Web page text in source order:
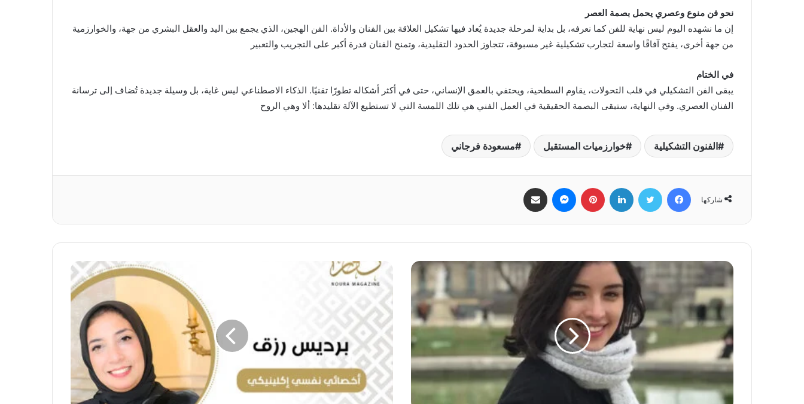
نحو فن منوع وعصري يحمل بصمة العصر
إن ما نشهده اليوم ليس نهاية للفن كما نعرفه، بل بداية لمرحلة جديدة يُعاد فيها تشكيل العلاقة بين الفنان والأداة. الفن الهجين، الذي يجمع بين اليد والعقل البشري من جهة، والخوارزمية
من جهة أخرى، يفتح آفاقًا واسعة لتجارب تشكيلية غير مسبوقة، تتجاوز الحدود التقليدية، وتمنح الفنان قدرة أكبر على التجريب والتعبير
في الختام
يبقى الفن التشكيلي في قلب التحولات، يقاوم السطحية، ويحتفي بالعمق الإنساني، حتى في أكثر أشكاله تطورًا تقنيًا. الذكاء الاصطناعي ليس غاية، بل وسيلة جديدة تُضاف إلى ترسانة
الفنان العصري. وفي النهاية، ستبقى البصمة الحقيقية في العمل الفني هي تلك اللمسة التي لا تستطيع الآلة تقليدها: ألا وهي الروح
الفنون التشكيلية خوارزميات المستقبل مسعودة فرجاني
شاركها